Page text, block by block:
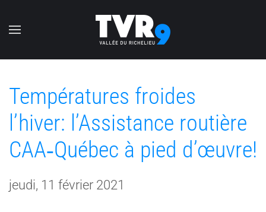
Accéder au contenu principal
Températures froides
l’hiver: l’Assistance routière
CAA‑Québec à pied d’œuvre!
jeudi, 11 février 2021